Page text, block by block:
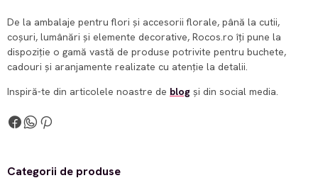
De la ambalaje pentru flori și accesorii florale, până la cutii,
coșuri, lumânări și elemente decorative, Rocos.ro îți pune la
dispoziție o gamă vastă de produse potrivite pentru buchete,
cadouri și aranjamente realizate cu atenție la detalii.
Inspiră-te din articolele noastre de blog și din social media.
Categorii de produse